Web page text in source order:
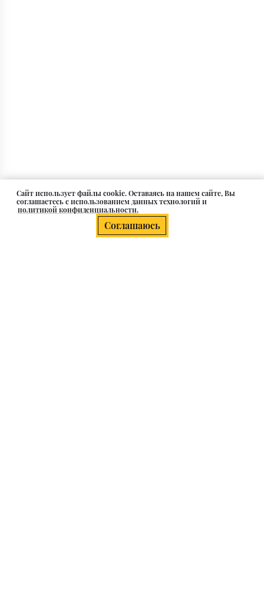
Cайт использует файлы cookie. Оставаясь на нашем сайте, Вы
соглашаетесь с использованием данных технологий и
политикой конфиденциальности.
Соглашаюсь